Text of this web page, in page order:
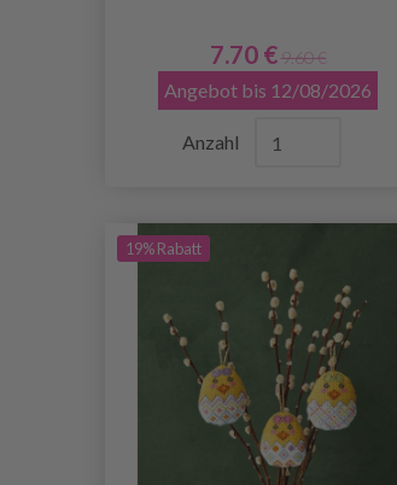
7.70 € 9.60 €
Angebot bis 12/08/2026
Anzahl
19% Rabatt